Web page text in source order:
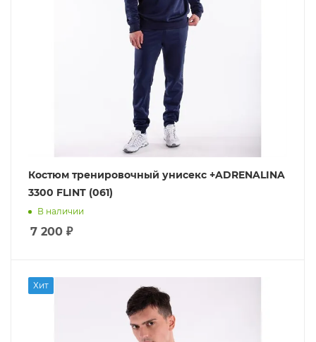
Костюм тренировочный унисекс +ADRENALINA
3300 FLINT (061)
В наличии
7 200 ₽
Хит